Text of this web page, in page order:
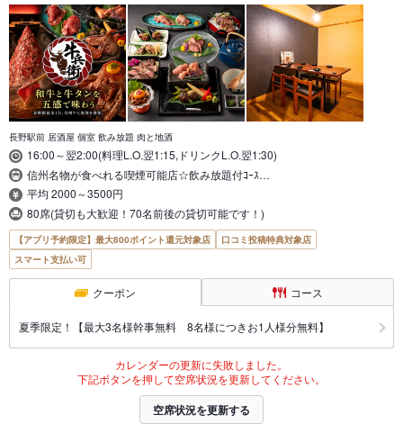
長野駅前 居酒屋 個室 飲み放題 肉と地酒
16:00～翌2:00(料理L.O.翌1:15,ドリンクL.O.翌1:30)
信州名物が食べれる喫煙可能店☆飲み放題付ｺｰｽ…
平均 2000～3500円
80席(貸切も大歓迎！70名前後の貸切可能です！)
【アプリ予約限定】最大800ポイント還元対象店
口コミ投稿特典対象店
スマート支払い可
クーポン コース
夏季限定！【最大3名様幹事無料 8名様につきお1人様分無料】
カレンダーの更新に失敗しました。
下記ボタンを押して空席状況を更新してください。
空席状況を更新する